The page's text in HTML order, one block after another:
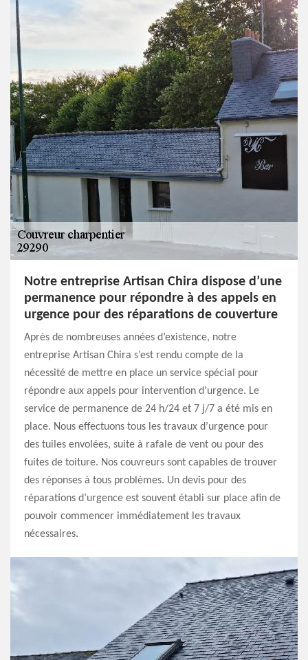
Notre entreprise Artisan Chira dispose d’une
permanence pour répondre à des appels en
urgence pour des réparations de couverture
Après de nombreuses années d’existence, notre
entreprise Artisan Chira s’est rendu compte de la
nécessité de mettre en place un service spécial pour
répondre aux appels pour intervention d’urgence. Le
service de permanence de 24 h/24 et 7 j/7 a été mis en
place. Nous effectuons tous les travaux d’urgence pour
des tuiles envolées, suite à rafale de vent ou pour des
fuites de toiture. Nos couvreurs sont capables de trouver
des réponses à tous problèmes. Un devis pour des
réparations d’urgence est souvent établi sur place afin de
pouvoir commencer immédiatement les travaux
nécessaires.